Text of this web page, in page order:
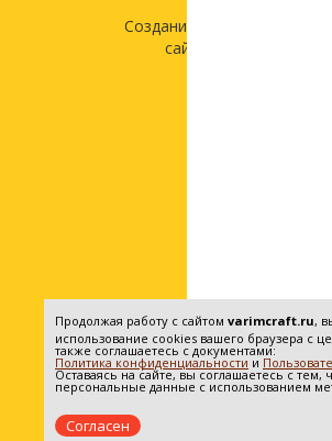
Создание и продвижение
сайта —
Продолжая работу с сайтом varimcraft.ru,
использование cookies вашего браузера с
также соглашаетесь с документами:
Политика конфиденциальности и
Оставаясь на сайте, вы соглашаетесь с
персональные данные с использованием
Согласен